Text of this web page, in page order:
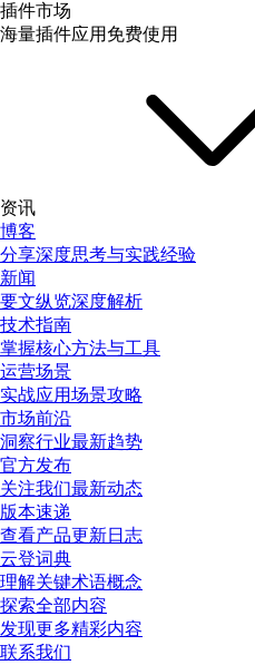
插件市场
海量插件应用免费使用
资讯
博客
分享深度思考与实践经验
新闻
要文纵览深度解析
技术指南
掌握核心方法与工具
运营场景
实战应用场景攻略
市场前沿
洞察行业最新趋势
官方发布
关注我们最新动态
版本速递
查看产品更新日志
云登词典
理解关键术语概念
探索全部内容
发现更多精彩内容
联系我们